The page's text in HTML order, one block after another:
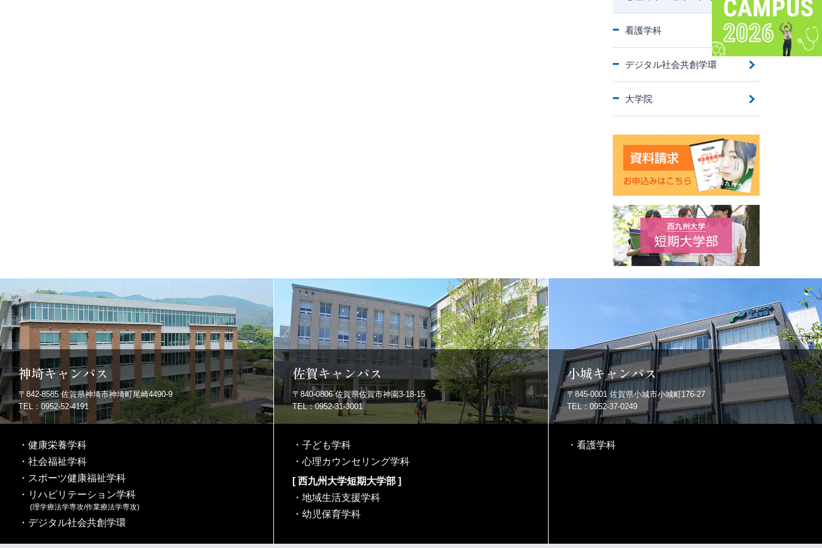
看護学科
デジタル社会共創学環
大学院
神埼キャンパス
〒842-8585佐賀県神埼市神埼町尾崎4490-9
TEL：0952-52-4191
・ 健康栄養学科
・ 社会福祉学科
・ スポーツ健康福祉学科
・ リハビリテーション学科
(理学療法学専攻/作業療法学専攻)
・ デジタル社会共創学環
佐賀キャンパス
〒840-0806佐賀県佐賀市神園3-18-15
TEL：0952-31-3001
・子ども学科
・心理カウンセリング学科
[ 西九州大学短期大学部 ]
・地域生活支援学科
・幼児保育学科
小城キャンパス
〒845-0001佐賀県小城市小城町176-27
TEL：0952-37-0249
・ 看護学科